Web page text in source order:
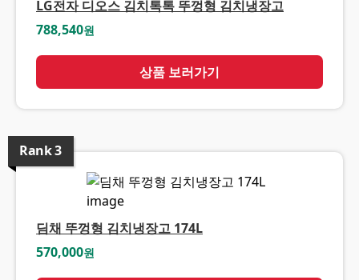
LG전자 디오스 김치톡톡 뚜껑형 김치냉장고
788,540원
상품 보러가기
Rank3
딤채 뚜껑형 김치냉장고 174L
570,000원